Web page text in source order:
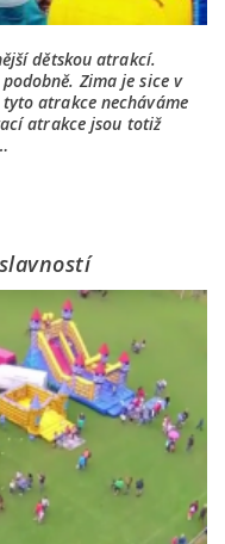
dětskou atrakcí.
Zima je sice v
atrakce necháváme
atrakce jsou totiž